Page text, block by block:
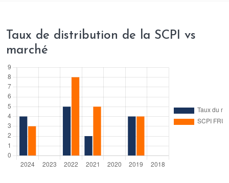
Elle saisit également des opportunités de
placement dans le secteur des commerces
locatif. Son patrimoine est principalement
localisé à Paris, en Île-de-France et dans
certaines autres régions stratégiques.
La SCPI Fructipierre se concentre sur les
investissements immobiliers en zone urbaine
dynamique, notamment à Paris, pour
Taux de distribution de la SCPI vs
marché